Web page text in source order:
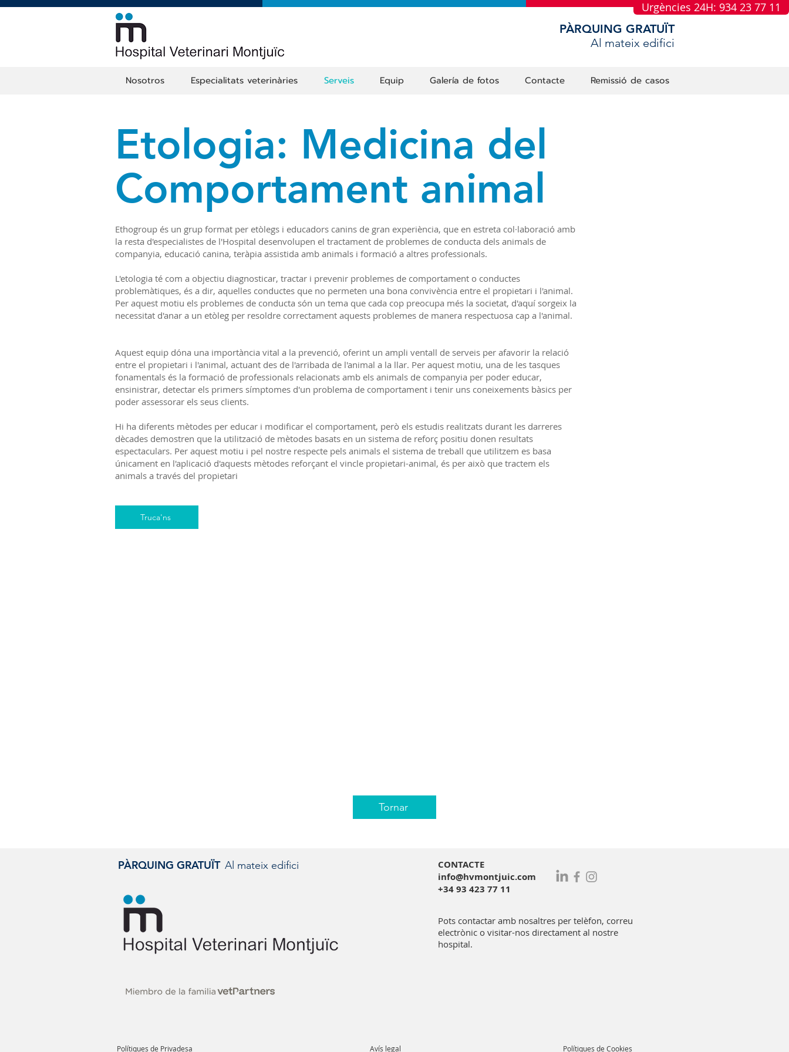
Urgències 24H: 934 23 77 11
PÀRQUING GRATUÏT
Al mateix edifici
Nosotros Especialitats veterinàries Serveis Equip Galería de fotos Contacte Remissió de casos
Etologia: Medicina del
Comportament animal
Ethogroup és un grup format per etòlegs i educadors canins de gran experiència, que en estreta col·laboració amb
la resta d'especialistes de l'Hospital desenvolupen el tractament de problemes de conducta dels animals de
companyia, educació canina, teràpia assistida amb animals i formació a altres professionals.
L'etologia té com a objectiu diagnosticar, tractar i prevenir problemes de comportament o conductes
problemàtiques, és a dir, aquelles conductes que no permeten una bona convivència entre el propietari i l'animal.
Per aquest motiu els problemes de conducta són un tema que cada cop preocupa més la societat, d'aquí sorgeix la
necessitat d'anar a un etòleg per resoldre correctament aquests problemes de manera respectuosa cap a l'animal.
Aquest equip dóna una importància vital a la prevenció, oferint un ampli ventall de serveis per afavorir la relació
entre el propietari i l'animal, actuant des de l'arribada de l'animal a la llar. Per aquest motiu, una de les tasques
fonamentals és la formació de professionals relacionats amb els animals de companyia per poder educar,
ensinistrar, detectar els primers símptomes d'un problema de comportament i tenir uns coneixements bàsics per
poder assessorar els seus clients.
Hi ha diferents mètodes per educar i modificar el comportament, però els estudis realitzats durant les darreres
dècades demostren que la utilització de mètodes basats en un sistema de reforç positiu donen resultats
espectaculars. Per aquest motiu i pel nostre respecte pels animals el sistema de treball que utilitzem es basa
únicament en l'aplicació d'aquests mètodes reforçant el vincle propietari-animal, és per això que tractem els
animals a través del propietari
Truca'ns
Tornar
PÀRQUING GRATUÏT Al mateix edifici
CONTACTE
info@hvmontjuic.com
+34 93 423 77 11
Pots contactar amb nosaltres per telèfon, correu
electrònic o visitar-nos directament al nostre
hospital.
Polítiques de Privadesa Avís legal Polítiques de Cookies